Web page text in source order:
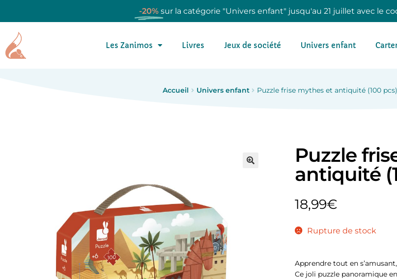
-20% sur la catégorie "Univers enfant" jusqu'au 21 juillet avec le
Les Zanimos Livres Jeux de société Univers enfant
Accueil Univers enfant Puzzle frise mythes et antiquité (100 pcs)
Puzzle
antiquité
18,99€
Rupture de stock
Apprendre tout en
Ce joli puzzle panoramique